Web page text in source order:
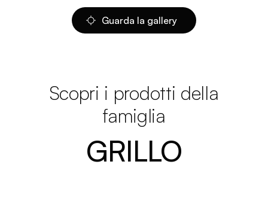
Guarda la gallery
Scopri i prodotti della
famiglia
GRILLO